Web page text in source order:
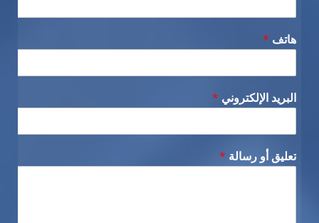
هاتف *
البريد الإلكتروني *
تعليق أو رسالة *